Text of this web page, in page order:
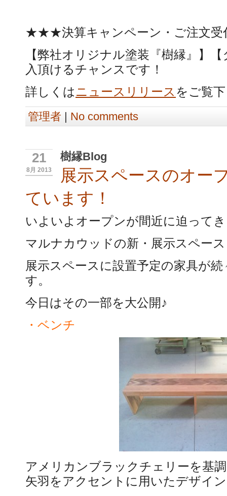
★★★決算キャンペーン・ご注文
【弊社オリジナル塗装『樹縁』】
入頂けるチャンスです！
詳しくはニュースリリース をご覧
管理者 No comments
21
8月 2013
樹縁Blog
展示スペースのオー
ています！
いよいよオープンが間近に迫って
マルナカウッドの新・展示スペー
展示スペースに設置予定の家具が
す。
今日はその一部を大公開♪
・ベンチ
アメリカンブラックチェリーを基
矢羽をアクセントに用いたデザイ